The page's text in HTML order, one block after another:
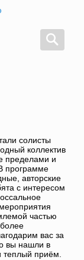
солисты
коллектив
пределами и
программе
авторские
с интересом
частью
вас за
вы нашли в
теплый приём.